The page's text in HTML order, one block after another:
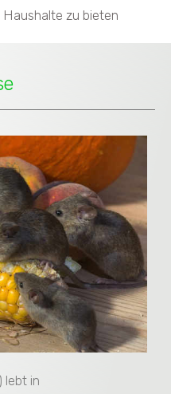
zu bieten
lebt in